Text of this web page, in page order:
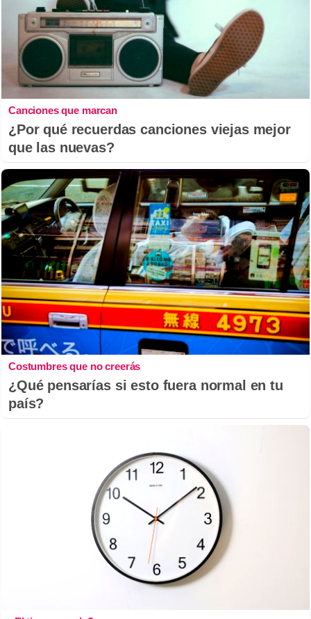
Canciones que marcan
¿Por qué recuerdas canciones viejas mejor
que las nuevas?
Costumbres que no creerás
¿Qué pensarías si esto fuera normal en tu
país?